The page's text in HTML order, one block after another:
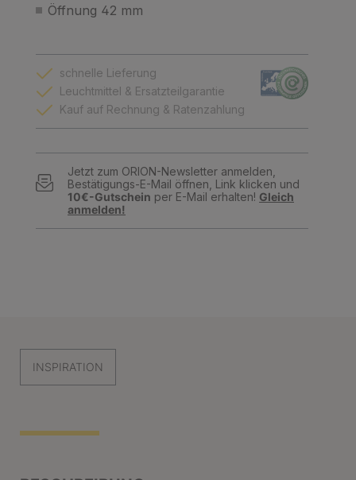
Öffnung 42 mm
schnelle Lieferung
Leuchtmittel & Ersatzteilgarantie
Kauf auf Rechnung & Ratenzahlung
Jetzt zum ORION-Newsletter anmelden,
Bestätigungs-E-Mail öffnen, Link klicken und
10€-Gutschein per E-Mail erhalten! Gleich
anmelden!
INSPIRATION